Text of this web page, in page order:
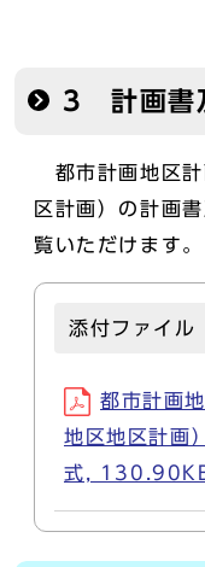
3 計画書
都市計画地区計
区計画）の計画
覧いただけます。
添付ファイル
都市計画
地区地区計画
式,